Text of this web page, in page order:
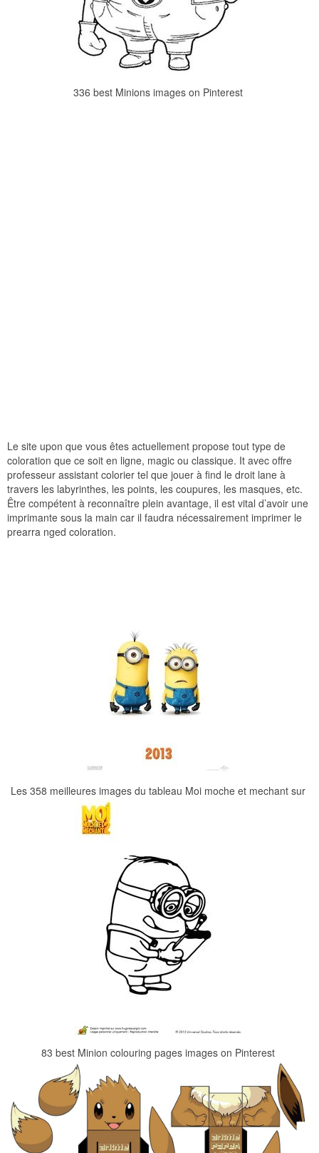
336 best Minions images on Pinterest
Le site upon que vous êtes actuellement propose tout type de
coloration que ce soit en ligne, magic ou classique. It avec offre
professeur assistant colorier tel que jouer à find le droit lane à
travers les labyrinthes, les points, les coupures, les masques, etc.
Être compétent à reconnaître plein avantage, il est vital d’avoir une
imprimante sous la main car il faudra nécessairement imprimer le
prearra nged coloration.
Les 358 meilleures images du tableau Moi moche et mechant sur
83 best Minion colouring pages images on Pinterest